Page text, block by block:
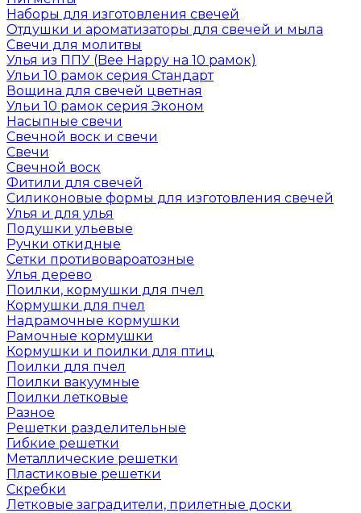
Наборы для изготовления свечей
Отдушки и ароматизаторы для свечей и мыла
Свечи для молитвы
Улья из ППУ (Bee Happy на 10 рамок)
Ульи 10 рамок серия Стандарт
Вощина для свечей цветная
Ульи 10 рамок серия Эконом
Насыпные свечи
Свечной воск и свечи
Свечи
Свечной воск
Фитили для свечей
Силиконовые формы для изготовления свечей
Улья и для улья
Подушки ульевые
Ручки откидные
Сетки противовароатозные
Улья дерево
Поилки, кормушки для пчел
Кормушки для пчел
Надрамочные кормушки
Рамочные кормушки
Кормушки и поилки для птиц
Поилки для пчел
Поилки вакуумные
Поилки летковые
Разное
Решетки разделительные
Гибкие решетки
Металлические решетки
Пластиковые решетки
Скребки
Летковые заградители, прилетные доски